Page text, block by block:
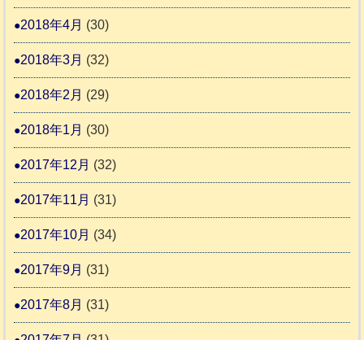
2018年4月 (30)
2018年3月 (32)
2018年2月 (29)
2018年1月 (30)
2017年12月 (32)
2017年11月 (31)
2017年10月 (34)
2017年9月 (31)
2017年8月 (31)